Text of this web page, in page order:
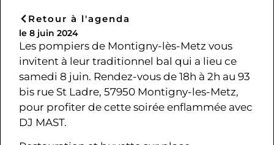
Retour à l'agenda
le 8 juin 2024
Les pompiers de Montigny-lès-Metz vous
invitent à leur traditionnel bal qui a lieu ce
samedi 8 juin. Rendez-vous de 18h à 2h au 93
bis rue St Ladre, 57950 Montigny-les-Metz,
pour profiter de cette soirée enflammée avec
DJ MAST.